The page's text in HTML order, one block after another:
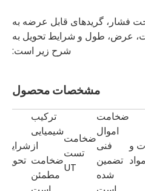
فشار، گریدهای قابل عرضه به
عرض، طول و شرایط تحویل به
شرح زیر است:
مشخصات محصول
و
مواد
ضخامت
اموال
فنی
تضمین
شده
ضخامت
تست
UT
ترکیب
شیمیایی
از
ضخامت
مطمئن
شرایط
تحویل